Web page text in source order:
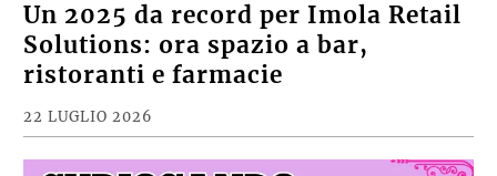
Un 2025 da record per Imola Retail
Solutions: ora spazio a bar,
ristoranti e farmacie
22 LUGLIO 2026